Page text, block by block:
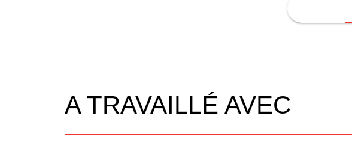
A TRAVAILLÉ AVEC